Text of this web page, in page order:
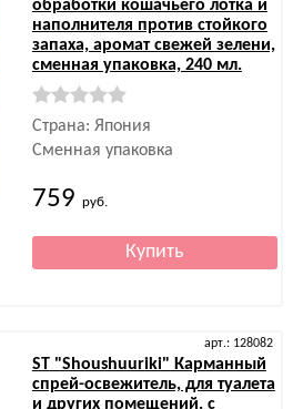
обработки кошачьего лотка и
наполнителя против стойкого
запаха, аромат свежей зелени,
сменная упаковка, 240 мл.
Страна: Япония
Сменная упаковка
759 руб.
арт.: 128082
ST"Shoushuuriki" Карманный
спрей-освежитель, для туалета
и других помещений. с